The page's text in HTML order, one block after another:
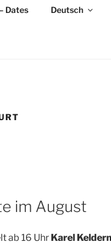
Dates Deutsch
im August
ab 16 Uhr Karel